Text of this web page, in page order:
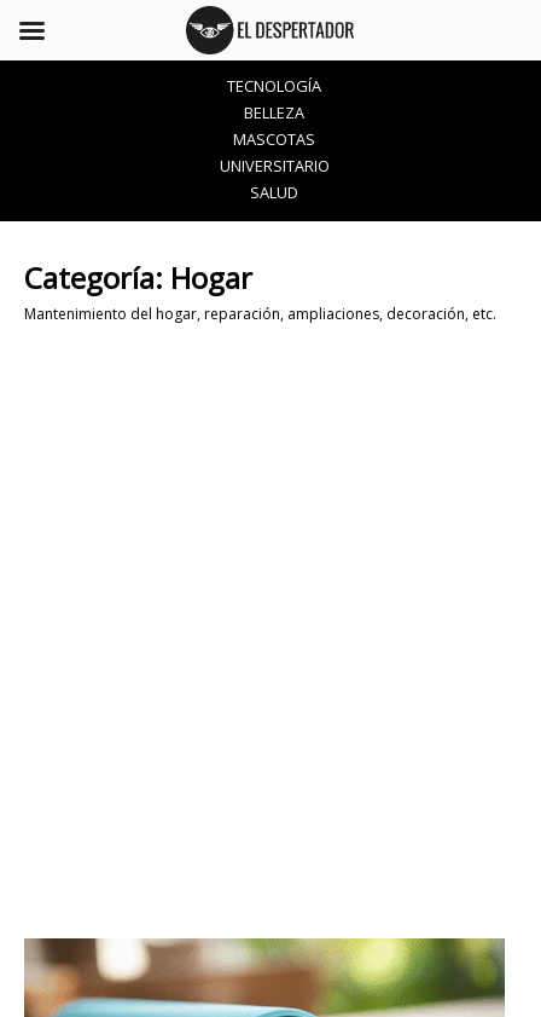
TECNOLOGÍA
BELLEZA
MASCOTAS
UNIVERSITARIO
SALUD
Categoría: Hogar
Mantenimiento del hogar, reparación, ampliaciones, decoración, etc.